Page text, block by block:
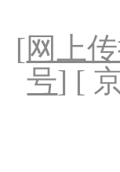
[网上
号] [